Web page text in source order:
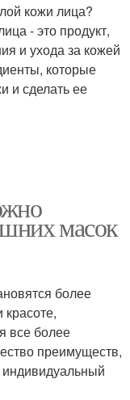
кожи лица?
- это продукт,
и ухода за кожей
которые
и сделать ее
масок
более
все более
преимуществ,
индивидуальный